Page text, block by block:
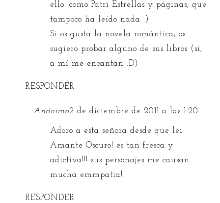
ello. comoPatri Estrellas y páginas, que
tampoco ha leído nada :)
Si os gusta la novela romántica, os
sugiero probar alguno de sus libros (sí,
a mí me encantan :D)
RESPONDER
Anónimo2 de diciembre de 2011 a las 1:20
Adoro a esta señora desde que lei
Amante Oscuro! es tan fresca y
adictiva!!! sus personajes me causan
mucha emmpatia!
RESPONDER